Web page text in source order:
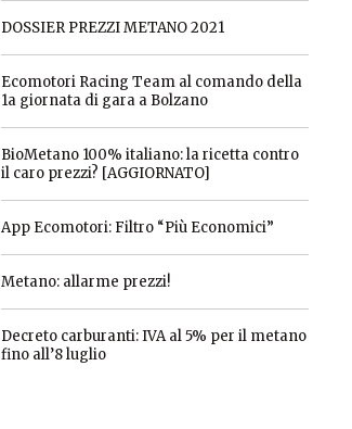
DOSSIER PREZZI METANO 2021
Ecomotori Racing Team al comando della
1a giornata di gara a Bolzano
BioMetano 100% italiano: la ricetta contro
il caro prezzi? [AGGIORNATO]
App Ecomotori: Filtro “Più Economici”
Metano: allarme prezzi!
Decreto carburanti: IVA al 5% per il metano
fino all’8 luglio